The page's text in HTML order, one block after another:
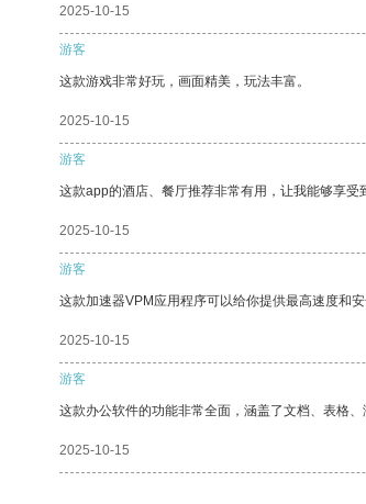
2025-10-15
游客
这款游戏非常好玩，画面精美，玩法丰富。
2025-10-15
游客
这款app的酒店、餐厅推荐非常有用，让我能够享受
2025-10-15
游客
这款加速器VPM应用程序可以给你提供最高速度和
2025-10-15
游客
这款办公软件的功能非常全面，涵盖了文档、表格
2025-10-15